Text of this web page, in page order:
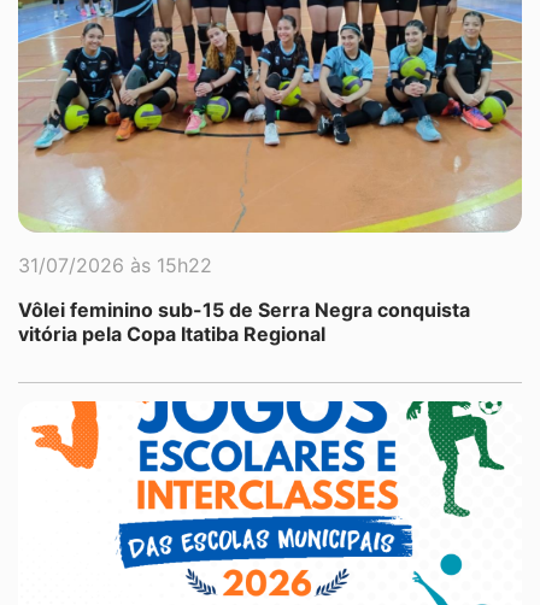
31/07/2026 às 15h22
Vôlei feminino sub-15 de Serra Negra conquista
vitória pela Copa Itatiba Regional